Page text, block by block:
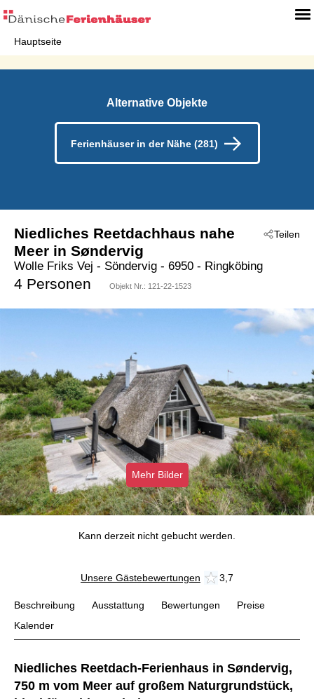
Hauptseite
Alternative Objekte
Ferienhäuser in der Nähe (281)
Teilen
Niedliches Reetdachhaus nahe
Meer in Søndervig
Wolle Friks Vej - Söndervig - 6950 - Ringköbing
4 Personen Objekt Nr.: 121-22-1523
Mehr Bilder
Kann derzeit nicht gebucht werden.
Unsere Gästebewertungen 3,7
Beschreibung Ausstattung Bewertungen
Preise
Kalender
Niedliches Reetdach-Ferienhaus in Søndervig,
750 m vom Meer auf großem Naturgrundstück,